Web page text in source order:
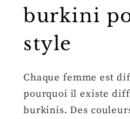
burkini
style
Chaque femme est
pourquoi il existe
burkinis. Des